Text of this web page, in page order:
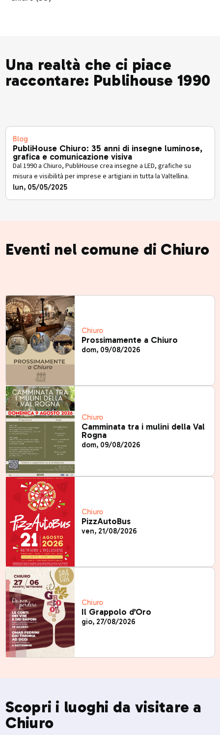
Una realtà che ci piace
raccontare: Publihouse 1990
Blog
PubliHouse Chiuro: 35 anni di insegne luminose,
grafica e comunicazione visiva
Dal 1990 a Chiuro, PubliHouse crea insegne a LED, grafiche su
misura e visibilità per imprese e artigiani in tutta la Valtellina.
lun, 05/05/2025
Eventi nel comune di Chiuro
Chiuro
Prossimamente a Chiuro
dom, 09/08/2026
Chiuro
Camminata tra i mulini della Val
Rogna
dom, 09/08/2026
Chiuro
PizzAutoBus
ven, 21/08/2026
Chiuro
Il Grappolo d’Oro
gio, 27/08/2026
Scopri i luoghi da visitare a
Chiuro